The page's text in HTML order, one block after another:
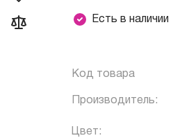
Есть в наличии
Код товара
Производитель:
Цвет: